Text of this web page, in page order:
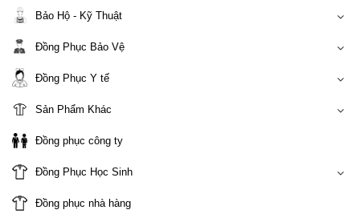
Bảo Hộ - Kỹ Thuật
Đồng Phục Bảo Vệ
Đồng Phục Y tế
Sản Phẩm Khác
Đồng phục công ty
Đồng Phục Học Sinh
Đồng phục nhà hàng